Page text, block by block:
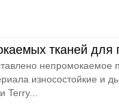
тканей для
непромокаемое
износостойкие и
Terry...